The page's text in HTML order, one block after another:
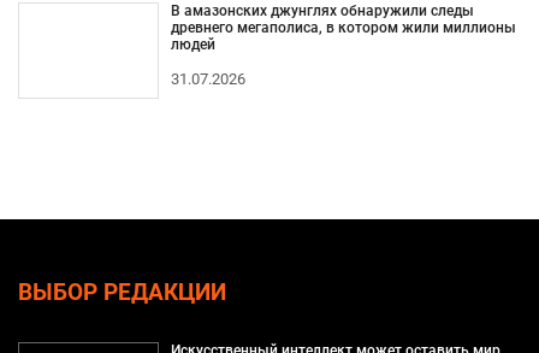
В амазонских джунглях обнаружили следы
древнего мегаполиса, в котором жили миллионы
людей
31.07.2026
ВЫБОР РЕДАКЦИИ